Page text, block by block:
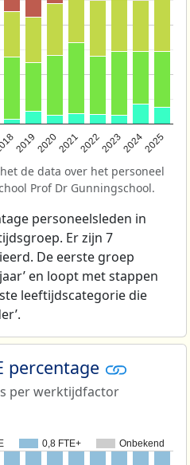
2019202020212022202320242025
de data over het personeel
Prof Dr Gunningschool.
personeelsleden in
Er zijn 7
De eerste groep
en loopt met stappen
leeftijdscategorie die
percentage
per werktijdfactor
0,8 FTE+ Onbekend